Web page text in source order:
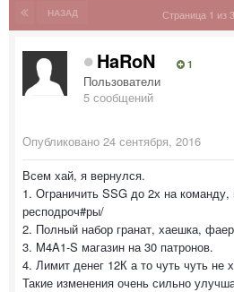
НАЗАД Страница 1 из 3
HaRoN 1
Пользователи
5 сообщений
Опубликовано 24 сентября, 2016
Всем хай, я вернулся.
1. Ограничить SSG до 2х на
респодроч#ры/
2. Полный набор гранат, хаешка,
3. M4A1-S магазин на 30 патронов.
4. Лимит денег 12К а то чуть чуть не
Такие изменения очень сильно